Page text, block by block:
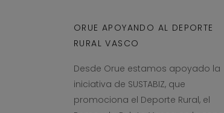
ORUE APOYANDO AL DEPORTE
RURAL VASCO
Desde Orue estamos apoyado la
iniciativa de SUSTABIZ, que
promociona el Deporte Rural, el